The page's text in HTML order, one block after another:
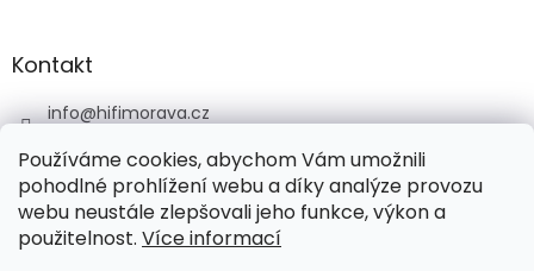
Používáme cookies, abychom Vám umožnili
pohodlné prohlížení webu a díky analýze provozu
webu neustále zlepšovali jeho funkce, výkon a
použitelnost. Více informací
Kontakt
info@hifimorava.cz
+420 722 705 125
+420 774 037 152
HI-FI Morava